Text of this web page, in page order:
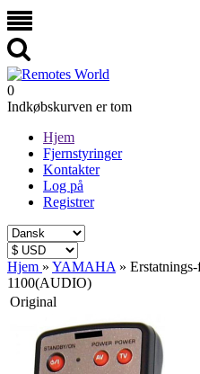
0
Indkøbskurven er tom
Hjem
Fjernstyringer
Kontakter
Log på
Registrer
Hjem » YAMAHA »
1100(AUDIO)
Original